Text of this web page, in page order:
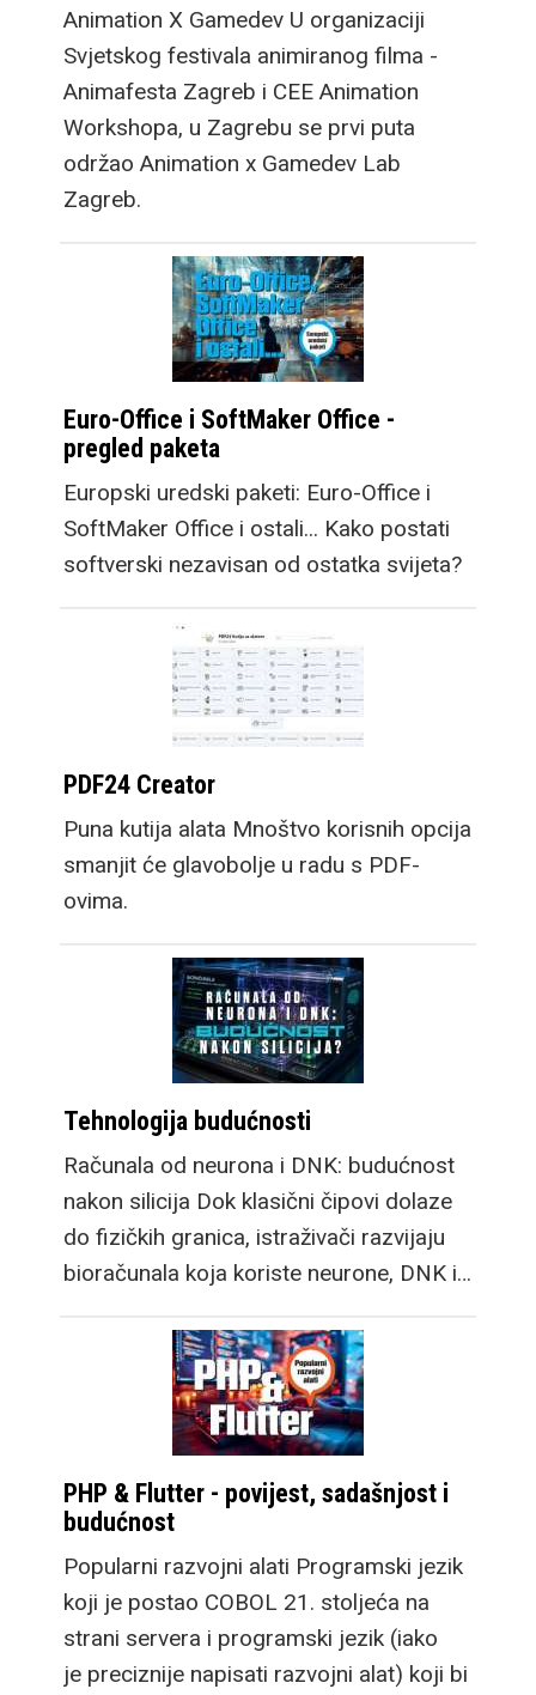
Animation X Gamedev U organizaciji
Svjetskog festivala animiranog filma -
Animafesta Zagreb i CEE Animation
Workshopa, u Zagrebu se prvi puta
održao Animation x Gamedev Lab
Zagreb.
Euro-Office i SoftMaker Office -
pregled paketa
Europski uredski paketi: Euro-Office i
SoftMaker Office i ostali... Kako postati
softverski nezavisan od ostatka svijeta?
PDF24 Creator
Puna kutija alata Mnoštvo korisnih opcija
smanjit će glavobolje u radu s PDF-
ovima.
Tehnologija budućnosti
Računala od neurona i DNK: budućnost
nakon silicija Dok klasični čipovi dolaze
do fizičkih granica, istraživači razvijaju
bioračunala koja koriste neurone, DNK i…
PHP & Flutter - povijest, sadašnjost i
budućnost
Popularni razvojni alati Programski jezik
koji je postao COBOL 21. stoljeća na
strani servera i programski jezik (iako
je preciznije napisati razvojni alat) koji bi